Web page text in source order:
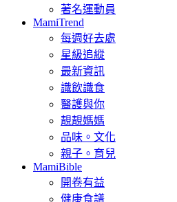
著名運動員
MamiTrend
每週好去處
星級追縱
最新資訊
識飲識食
醫護與你
靚靚媽媽
品味。文化
親子。育兒
MamiBible
開卷有益
健康食譜